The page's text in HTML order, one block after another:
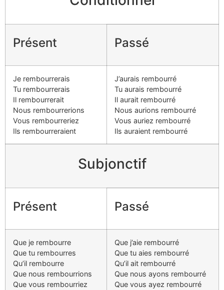
Présent Passé
Je rembourrerais
Tu rembourrerais
Il rembourrerait
Nous rembourrerions
Vous rembourreriez
Ils rembourreraient
J’aurais rembourré
Tu aurais rembourré
Il aurait rembourré
Nous aurions rembourré
Vous auriez rembourré
Ils auraient rembourré
Subjonctif
Présent Passé
Que je rembourre
Que tu rembourres
Qu’il rembourre
Que nous rembourrions
Que vous rembourriez
Que j’aie rembourré
Que tu aies rembourré
Qu’il ait rembourré
Que nous ayons rembourré
Que vous ayez rembourré